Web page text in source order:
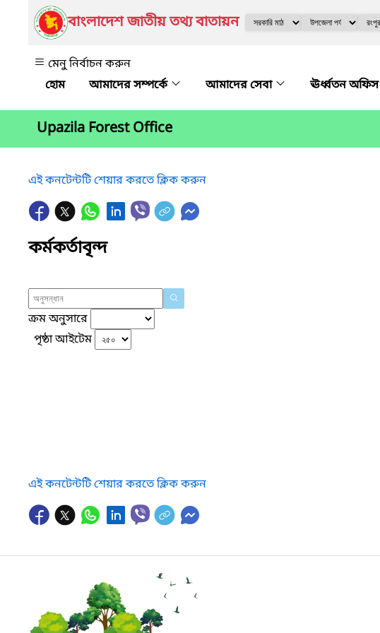
বাংলাদেশ জাতীয় তথ্য বাতায়ন
মেনু নির্বাচন করুন
আমাদের সম্পর্কে
আমাদের সেবা ঊর্ধ্বতন অফিস
Upazila Forest Office
এই কনটেন্টটি শেয়ার করতে ক্লিক করুন
কর্মকর্তাবৃন্দ
ক্রম অনুসারে
পৃষ্ঠা আইটেম
এই কনটেন্টটি শেয়ার করতে ক্লিক করুন